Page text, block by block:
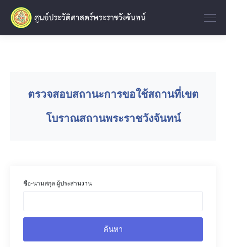
ตรวจสอบสถานะการขอใช้สถานที่เขต
โบราณสถานพระราชวังจันทน์
ชื่อ-นามสกุล ผู้ประสานงาน
ค้นหา